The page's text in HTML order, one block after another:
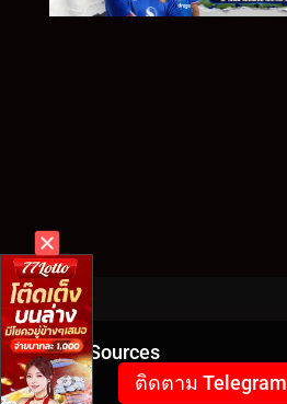
Video Sources
ติดตาม Telegram